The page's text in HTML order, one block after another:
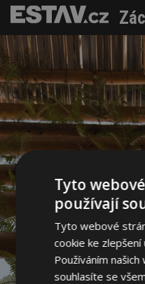
Tyto
používají
Tyto webové
cookie ke
Používáním
souhlasíte se